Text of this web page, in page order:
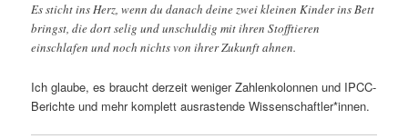
Es sticht ins Herz, wenn du danach deine zwei kleinen Kinder ins Bett
bringst, die dort selig und unschuldig mit ihren Stofftieren
einschlafen und noch nichts von ihrer Zukunft ahnen.
Ich glaube, es braucht derzeit weniger Zahlenkolonnen und IPCC-
Berichte und mehr komplett ausrastende Wissenschaftler*innen.